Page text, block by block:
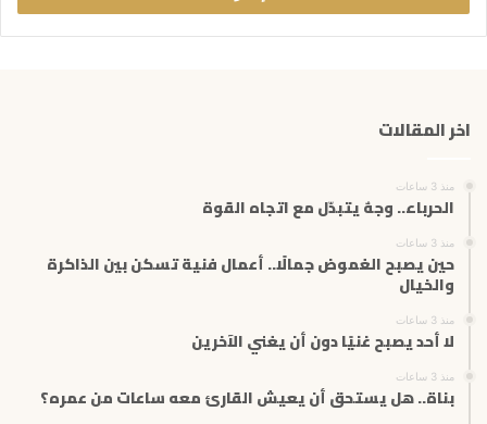
ب
ر
ا
ت
اخر المقالات
منذ 3 ساعات
الحرباء.. وجهٌ يتبدّل مع اتجاه القوة
منذ 3 ساعات
حين يصبح الغموض جمالًا.. أعمال فنية تسكن بين الذاكرة
والخيال
منذ 3 ساعات
لا أحد يصبح غنيًا دون أن يغني الآخرين
منذ 3 ساعات
بناة.. هل يستحق أن يعيش القارئ معه ساعات من عمره؟